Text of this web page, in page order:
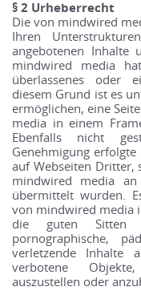
§ 2 Urheberrecht
Die von mindwired
Ihren
angebotenen Inhalte
mindwired media
überlassenes oder
diesem Grund ist es
ermöglichen, eine
media in einem
Ebenfalls nicht
Genehmigung
auf Webseiten Dritter,
mindwired media an
übermittelt wurden.
von mindwired media
die guten Sitten
pornographische,
verletzende Inhalte
verbotene
auszustellen oder